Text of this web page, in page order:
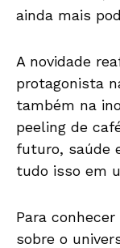
ainda mais
A novidade
protagonista
também na
peeling de
futuro, saúde
tudo isso em
Para
sobre o